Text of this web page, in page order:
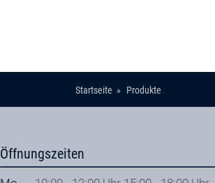
Startseite Produkte
Öffnungszeiten